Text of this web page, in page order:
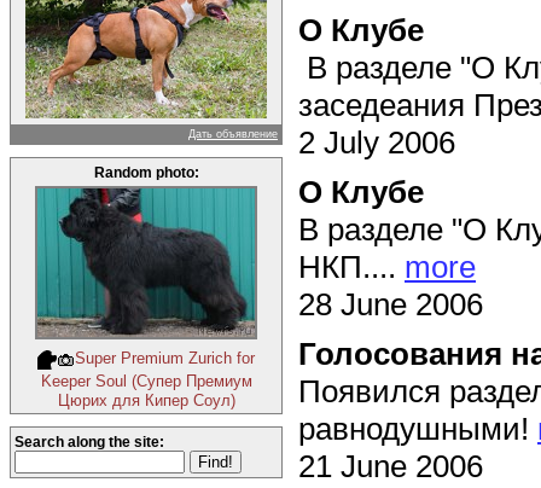
Дать объявление
Random photo:
Super Premium Zurich for
Keeper Soul (Супер Премиум
Цюрих для Кипер Соул)
Search along the site:
О Клубе
В разделе "О
заседеания
2 July 2006
О Клубе
В разделе "О
НКП.... more
28 June 2006
Голосования
Появился
равнодушными!
21 June 2006